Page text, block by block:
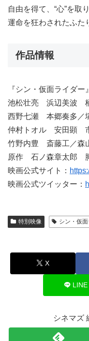
自由を得て、“心”を取
運命を狂わされたふた
作品情報
『シン・仮面ライダ
池松壮亮 浜辺美波
西野七瀬 本郷奏多／
仲村トオル 安田顕
竹野内豊 斎藤工／森
原作 石ノ森章太郎
映画公式サイト：
映画公式ツイッター：
特別映像 シン・仮
X
LINE
シネマズ